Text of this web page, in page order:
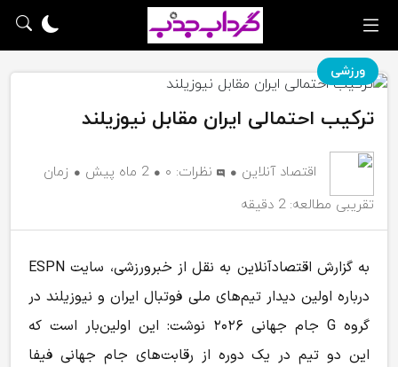
ورزشی
ترکیب احتمالی ایران مقابل نیوزیلند
اقتصاد آنلاین نظرات: ۰ 2 ماه پیش
زمان
تقریبی مطالعه: 2 دقیقه
به گزارش اقتصادآنلاین به نقل از خبرورزشی، سایت ESPN
درباره اولین دیدار تیم‌های ملی فوتبال ایران و نیوزیلند در
گروه G جام جهانی ۲۰۲۶ نوشت: این اولین‌بار است که
این دو تیم در یک دوره از رقابت‌های جام جهانی فیفا